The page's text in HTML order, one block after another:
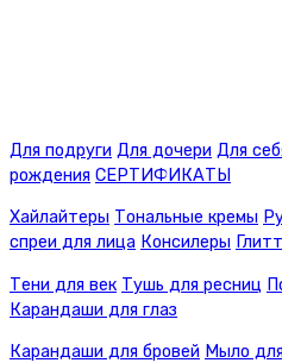
Для подруги Для дочери Для
рождения СЕРТИФИКАТЫ
Хайлайтеры Тональные кремы
спреи для лица Консилеры
Тени для век Тушь для ресниц
Карандаши для глаз
Карандаши для бровей Мыло